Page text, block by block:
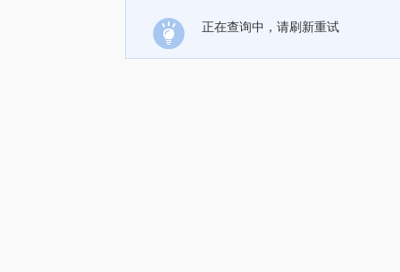
正在查询中，请刷新重试